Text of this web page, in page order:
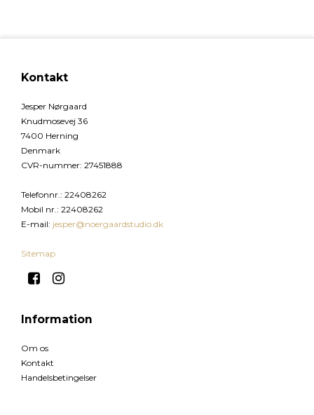
Kontakt
Jesper Nørgaard
Knudmosevej 36
7400 Herning
Denmark
CVR-nummer: 27451888
Telefonnr.: 22408262
Mobil nr.: 22408262
E-mail: jesper@noergaardstudio.dk
Sitemap
Information
Om os
Kontakt
Handelsbetingelser